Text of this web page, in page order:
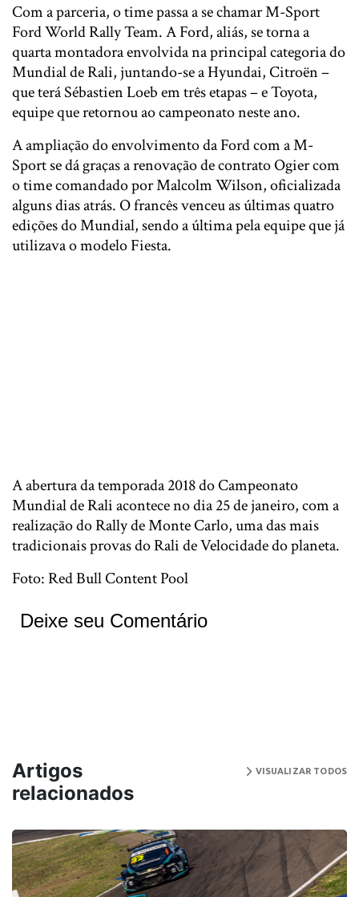
Com a parceria, o time passa a se chamar M-Sport
Ford World Rally Team. A Ford, aliás, se torna a
quarta montadora envolvida na principal categoria do
Mundial de Rali, juntando-se a Hyundai, Citroën –
que terá Sébastien Loeb em três etapas – e Toyota,
equipe que retornou ao campeonato neste ano.
A ampliação do envolvimento da Ford com a M-
Sport se dá graças a renovação de contrato Ogier com
o time comandado por Malcolm Wilson, oficializada
alguns dias atrás. O francês venceu as últimas quatro
edições do Mundial, sendo a última pela equipe que já
utilizava o modelo Fiesta.
A abertura da temporada 2018 do Campeonato
Mundial de Rali acontece no dia 25 de janeiro, com a
realização do Rally de Monte Carlo, uma das mais
tradicionais provas do Rali de Velocidade do planeta.
Foto: Red Bull Content Pool
Deixe seu Comentário
Artigos
relacionados
VISUALIZAR TODOS